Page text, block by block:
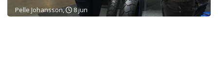
Pelle Johansson, 8 jun